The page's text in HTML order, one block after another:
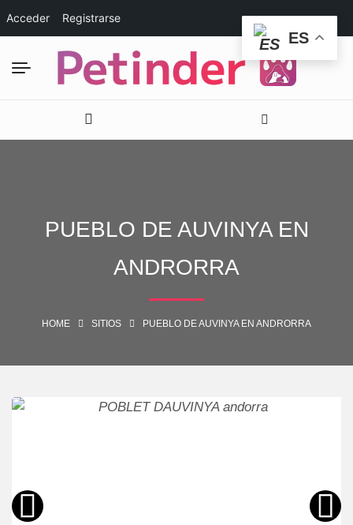
Acceder Registrarse
PUEBLO DE AUVINYA EN
ANDRORRA
HOME SITIOS PUEBLO DE AUVINYA EN ANDRORRA
ES